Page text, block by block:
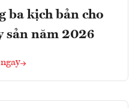
ba kịch bản cho
sản năm 2026